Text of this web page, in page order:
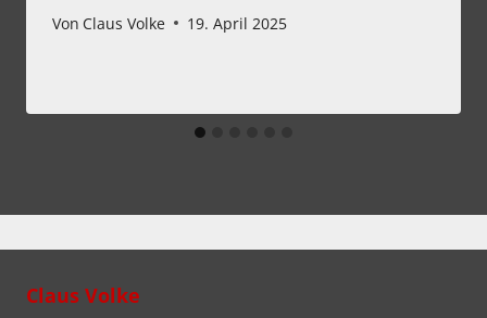
Von Claus Volke 19. April 2025
Claus Volke